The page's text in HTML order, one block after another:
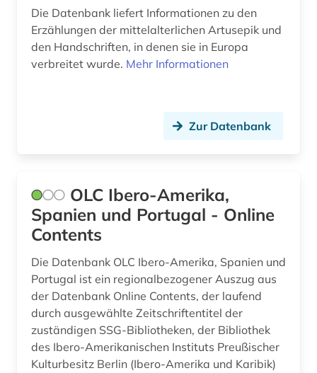
Die Datenbank liefert Informationen zu den
Erzählungen der mittelalterlichen Artusepik und
den Handschriften, in denen sie in Europa
verbreitet wurde. Mehr Informationen
Zur Datenbank
OLC Ibero-Amerika,
Spanien und Portugal - Online
Contents
Die Datenbank OLC Ibero-Amerika, Spanien und
Portugal ist ein regionalbezogener Auszug aus
der Datenbank Online Contents, der laufend
durch ausgewählte Zeitschriftentitel der
zuständigen SSG-Bibliotheken, der Bibliothek
des Ibero-Amerikanischen Instituts Preußischer
Kulturbesitz Berlin (Ibero-Amerika und Karibik)